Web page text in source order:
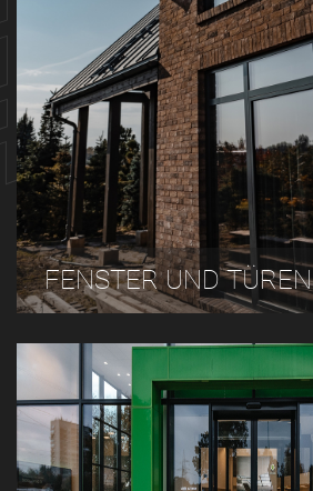
FENSTER UND TÜREN